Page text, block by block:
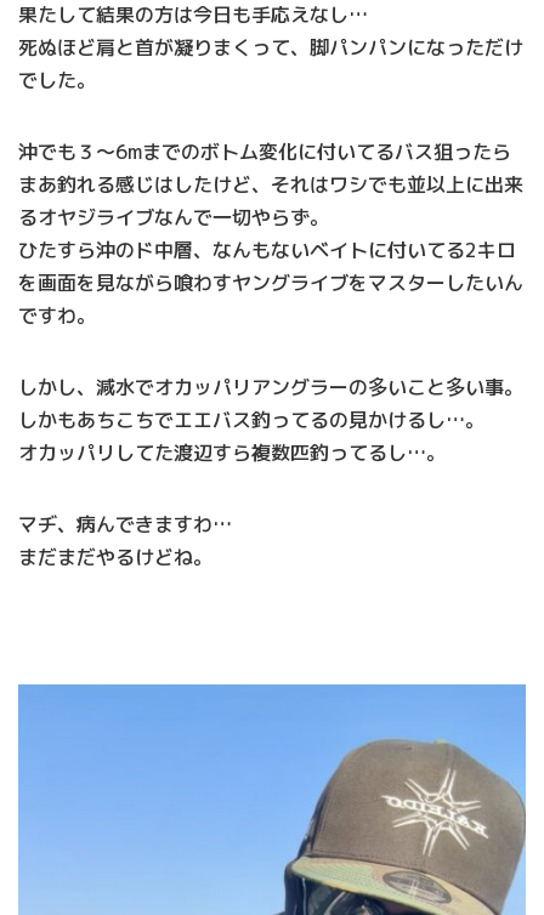
果たして結果の方は今日も手応えなし…
死ぬほど肩と首が凝りまくって、脚パンパンになっただけ
でした。
沖でも３～6mまでのボトム変化に付いてるバス狙ったら
まあ釣れる感じはしたけど、それはワシでも並以上に出来
るオヤジライブなんで一切やらず。
ひたすら沖のド中層、なんもないベイトに付いてる2キロ
を画面を見ながら喰わすヤングライブをマスターしたいん
ですわ。
しかし、減水でオカッパリアングラーの多いこと多い事。
しかもあちこちでエエバス釣ってるの見かけるし…。
オカッパリしてた渡辺すら複数匹釣ってるし…。
マヂ、病んできますわ…
まだまだやるけどね。